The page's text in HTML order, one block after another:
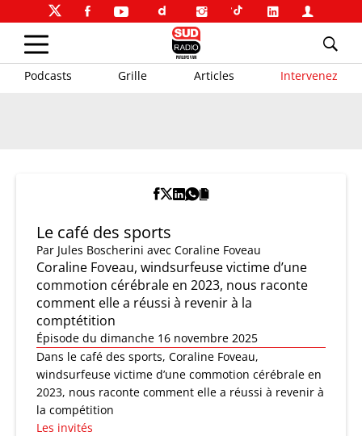
Podcasts Grille Articles Intervenez
Le café des sports
Par Jules Boscherini avec Coraline Foveau
Coraline Foveau, windsurfeuse victime d’une
commotion cérébrale en 2023, nous raconte
comment elle a réussi à revenir à la
comptétition
Épisode du dimanche 16 novembre 2025
Dans le café des sports, Coraline Foveau,
windsurfeuse victime d’une commotion cérébrale en
2023, nous raconte comment elle a réussi à revenir à
la compétition
Les invités